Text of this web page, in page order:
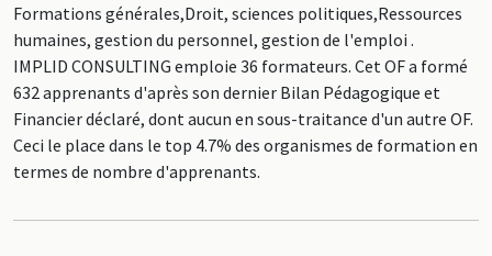
Formations générales,Droit, sciences politiques,Ressources
humaines, gestion du personnel, gestion de l'emploi .
IMPLID CONSULTING emploie 36 formateurs. Cet OF a formé
632 apprenants d'après son dernier Bilan Pédagogique et
Financier déclaré, dont aucun en sous-traitance d'un autre OF.
Ceci le place dans le top 4.7% des organismes de formation en
termes de nombre d'apprenants.